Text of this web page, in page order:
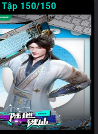
150/150